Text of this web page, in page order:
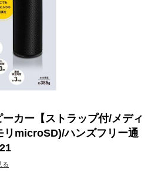
カー【ストラップ付/メディ
リmicroSD)/ハンズフリー通
る